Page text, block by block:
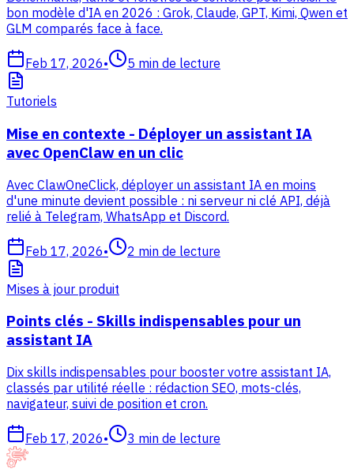
bon modèle d'IA en 2026 : Grok, Claude, GPT, Kimi, Qwen et
GLM comparés face à face.
Feb 17, 2026• 5 min de lecture
Tutoriels
Mise en contexte - Déployer un assistant IA
avec OpenClaw en un clic
Avec ClawOneClick, déployer un assistant IA en moins
d'une minute devient possible : ni serveur ni clé API, déjà
relié à Telegram, WhatsApp et Discord.
Feb 17, 2026• 2 min de lecture
Mises à jour produit
Points clés - Skills indispensables pour un
assistant IA
Dix skills indispensables pour booster votre assistant IA,
classés par utilité réelle : rédaction SEO, mots-clés,
navigateur, suivi de position et cron.
Feb 17, 2026• 3 min de lecture